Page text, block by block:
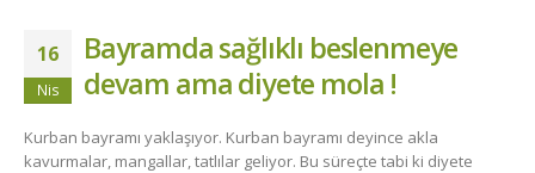
16
Nis
Bayramda sağlıklı beslenmeye
devam ama diyete mola !
Kurban bayramı yaklaşıyor. Kurban bayramı deyince akla
kavurmalar, mangallar, tatlılar geliyor. Bu süreçte tabi ki diyete